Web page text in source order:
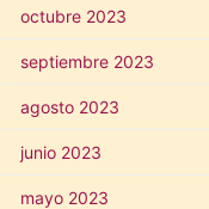
octubre 2023
septiembre 2023
agosto 2023
junio 2023
mayo 2023